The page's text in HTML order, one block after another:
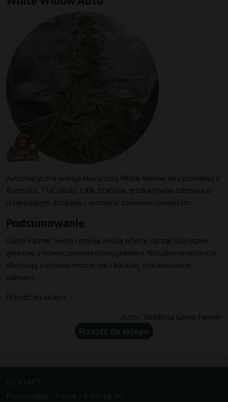
Automatyczna wersja klasycznej White Widow, skrzyżowanej z
Ruderalis. THC około 14%. Stabilna, produktywna odmiana o
relaksującym działaniu i aromacie sosnowo-ziemistym.
Podsumowanie
Ganja Farmer Seeds rozwija swoją ofertę, łącząc klasyczne
genetyki z nowoczesnymi rozwiązaniami. Aktualne propozycje
obejmują zarówno mocne, jak i bardziej zbalansowane
odmiany.
Przejdź do sklepu
Autor: Redakcja Ganja Farmer
Przejdź do sklepu
KONTAKT
Poniedziałek - Piatek / 8:00-16:00